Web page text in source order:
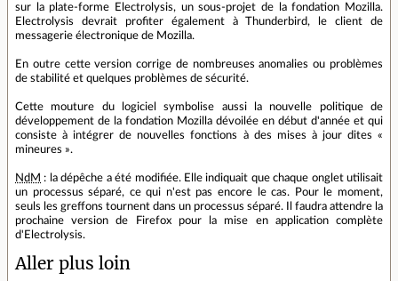
sur la plate-forme Electrolysis, un sous-projet de la fondation Mozilla.
Electrolysis devrait profiter également à Thunderbird, le client de
messagerie électronique de Mozilla.
En outre cette version corrige de nombreuses anomalies ou problèmes
de stabilité et quelques problèmes de sécurité.
Cette mouture du logiciel symbolise aussi la nouvelle politique de
développement de la fondation Mozilla dévoilée en début d'année et qui
consiste à intégrer de nouvelles fonctions à des mises à jour dites «
mineures ».
NdM : la dépêche a été modifiée. Elle indiquait que chaque onglet utilisait
un processus séparé, ce qui n'est pas encore le cas. Pour le moment,
seuls les greffons tournent dans un processus séparé. Il faudra attendre la
prochaine version de Firefox pour la mise en application complète
d'Electrolysis.
Aller plus loin